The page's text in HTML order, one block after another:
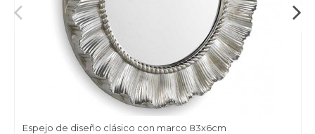
Espejo de diseño clásico con marco 83x6cm